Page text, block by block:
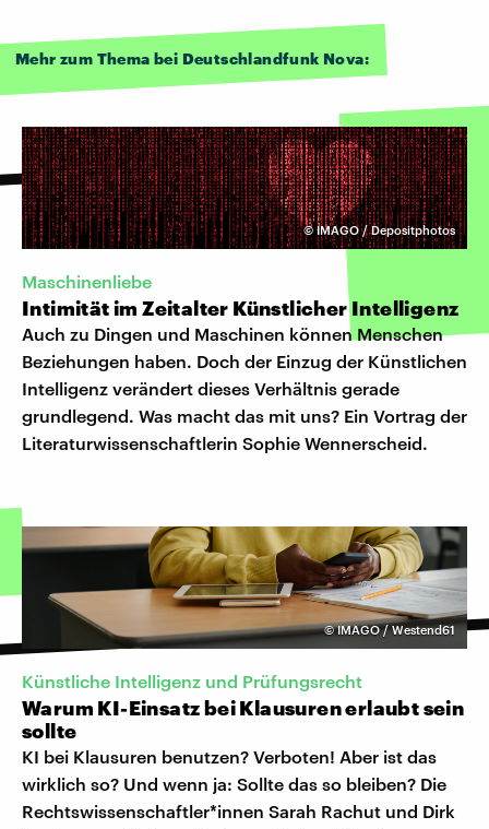
Mehr zum Thema bei Deutschlandfunk Nova:
© IMAGO / Depositphotos
Maschinenliebe
Intimität im Zeitalter Künstlicher Intelligenz
Auch zu Dingen und Maschinen können Menschen
Beziehungen haben. Doch der Einzug der Künstlichen
Intelligenz verändert dieses Verhältnis gerade
grundlegend. Was macht das mit uns? Ein Vortrag der
Literaturwissenschaftlerin Sophie Wennerscheid.
©IMAGO / Westend61
Künstliche Intelligenz und Prüfungsrecht
Warum KI-Einsatz bei Klausuren erlaubt sein
sollte
KI bei Klausuren benutzen? Verboten! Aber ist das
wirklich so? Und wenn ja: Sollte das so bleiben? Die
Rechtswissenschaftler*innen Sarah Rachut und Dirk